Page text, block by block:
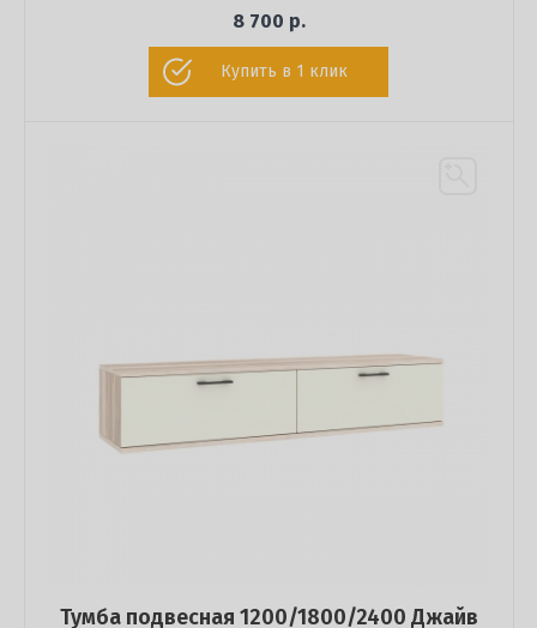
8 700 р.
Купить в 1 клик
Тумба подвесная 1200/1800/2400 Джайв